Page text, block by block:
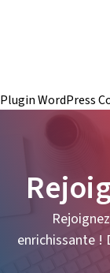
Plugin WordPress
enrichissante !